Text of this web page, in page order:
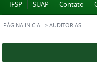
IFSP
SUAP Contato
PÁGINA INICIAL > AUDITORIAS